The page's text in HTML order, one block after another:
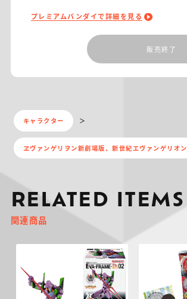
プレミアムバンダイで詳細を見る
販売終了
キャラクター
ヱヴァンゲリヲン新劇場版、新世紀エヴァンゲリオン
RELATED ITEMS
関連商品